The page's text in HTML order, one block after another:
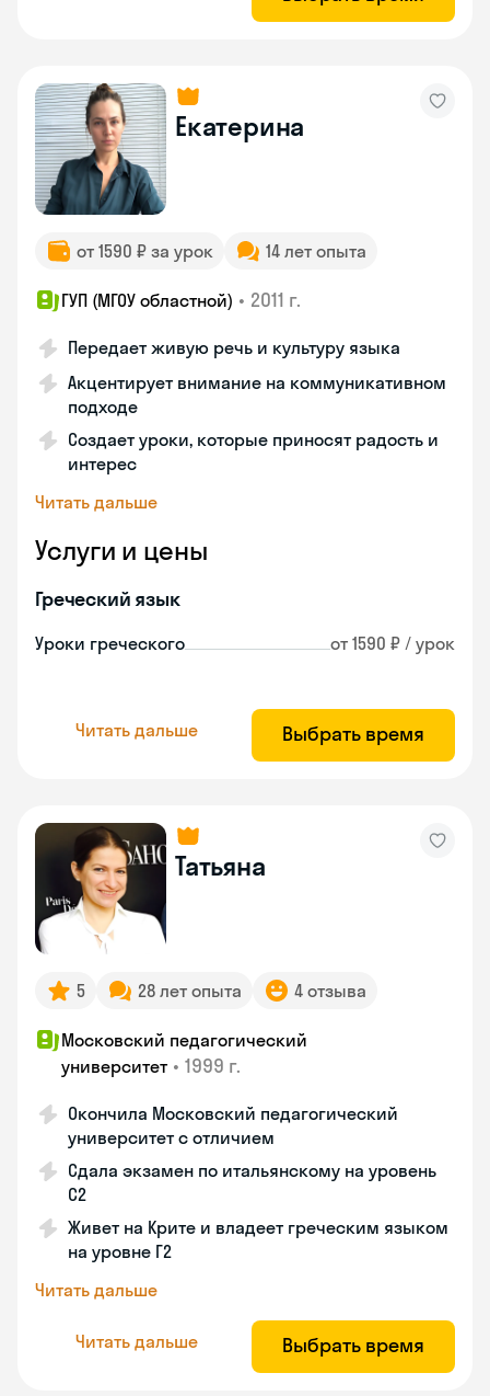
Екатерина
от 1590 ₽ за урок 14 лет опыта
ГУП (МГОУ областной) • 2011 г.
Передает живую речь и культуру языка
Акцентирует внимание на коммуникативном
подходе
Создает уроки, которые приносят радость и
интерес
Читать дальше
Услуги и цены
Греческий язык
Уроки греческого от 1590 ₽ / урок
Читать дальше Выбрать время
Татьяна
5 28 лет опыта 4 отзыва
Московский педагогический
университет • 1999 г.
Окончила Московский педагогический
университет с отличием
Сдала экзамен по итальянскому на уровень
С2
Живет на Крите и владеет греческим языком
на уровне Г2
Читать дальше
Читать дальше Выбрать время